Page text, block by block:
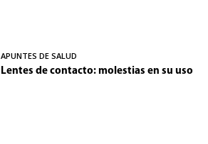
APUNTES DE SALUD
Lentes de contacto: molestias en su uso